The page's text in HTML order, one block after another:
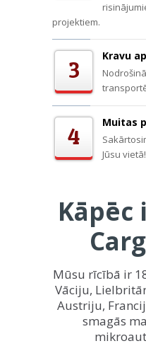
projektiem.
3
Kravu
4
Muitas
Jūsu vietā!
Kāpēc
Mūsu rīcībā ir
Vāciju,
Austriju,
smagās